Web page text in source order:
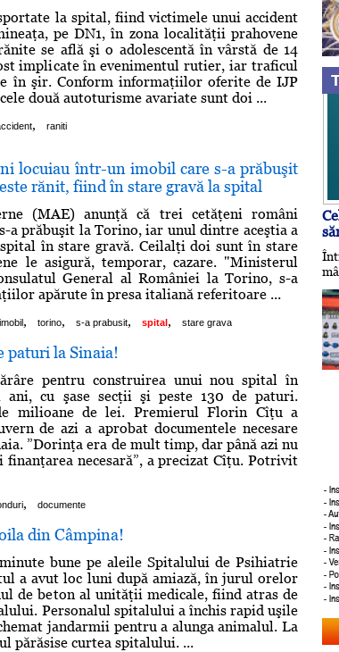
la spital, fiind victimele unui accident
pe DN1, în zona localităţii prahovene
se află şi o adolescentă în vârstă de 14
implicate în evenimentul rutier, iar traficul
în şir. Conform informaţiilor oferite de IJP
două autoturisme avariate sunt doi ...
, raniti
locuiau într-un imobil care s-a prăbuşit
rănit, fiind în stare gravă la spital
(MAE) anunţă că trei cetăţeni români
a prăbuşit la Torino, iar unul dintre aceştia a
în stare gravă. Ceilalţi doi sunt în stare
le asigură, temporar, cazare. "Ministerul
General al României la Torino, s-a
apărute în presa italiană referitoare ...
imobil, torino, s-a prabusit, spital, stare grava
paturi la Sinaia!
pentru construirea unui nou spital în
ani, cu şase secţii şi peste 130 de paturi.
milioane de lei. Premierul Florin Cîţu a
de azi a aprobat documentele necesare
”Dorinţa era de mult timp, dar până azi nu
necesară”, a precizat Cîţu. Potrivit
, documente
din Câmpina!
bune pe aleile Spitalului de Psihiatrie
a avut loc luni după amiază, în jurul orelor
de beton al unităţii medicale, fiind atras de
Personalul spitalului a închis rapid uşile
jandarmii pentru a alunga animalul. La
părăsise curtea spitalului. ...